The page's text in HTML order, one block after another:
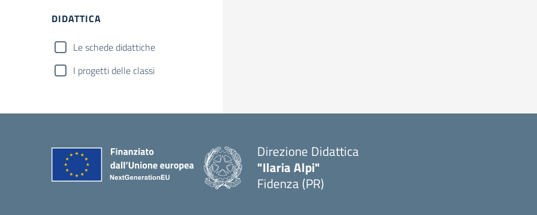
DIDATTICA
Le schede didattiche
I progetti delle classi
Direzione Didattica
"Ilaria Alpi"
Fidenza (PR)